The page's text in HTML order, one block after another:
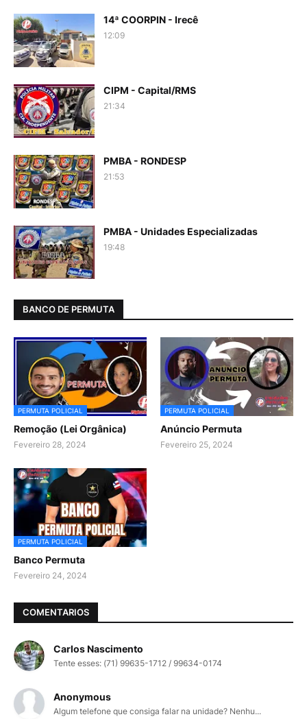
14ª COORPIN - Irecê
12:09
CIPM - Capital/RMS
21:34
PMBA - RONDESP
21:53
PMBA - Unidades Especializadas
19:48
BANCO DE PERMUTA
PERMUTA POLICIAL
Remoção (Lei Orgânica)
Fevereiro 28, 2024
PERMUTA POLICIAL
Anúncio Permuta
Fevereiro 25, 2024
PERMUTA POLICIAL
Banco Permuta
Fevereiro 24, 2024
COMENTARIOS
Carlos Nascimento
Tente esses: (71) 99635-1712 / 99634-0174
Anonymous
Algum telefone que consiga falar na unidade? Nenhu...